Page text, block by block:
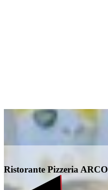
Ristorante Pizzeria ARCO